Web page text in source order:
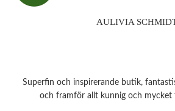
AULIVIA
Superfin och inspirerande butik,
och framför allt kunnig och mycket